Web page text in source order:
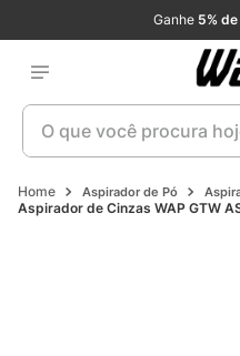
Ganhe 5%
O que você procura hoje?
Aspirador de Pó
Aspirador de Cinzas WAP GTW